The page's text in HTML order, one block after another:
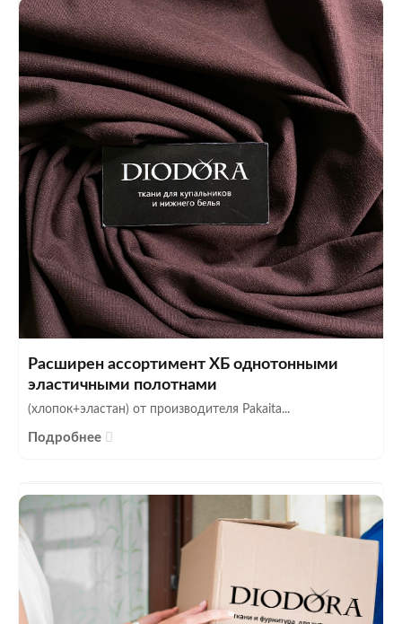
Расширен ассортимент ХБ однотонными
эластичными полотнами
(хлопок+эластан) от производителя Pakaita...
Подробнее